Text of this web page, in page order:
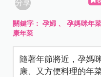
分享
關鍵字：孕婦 、 孕媽咪年菜
康年菜
隨著年節將近，孕媽
康、又方便料理的年